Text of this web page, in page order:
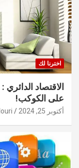
اخترنا لك
الاقتصاد
على الكوكب!
أكتوبر 25, 2024